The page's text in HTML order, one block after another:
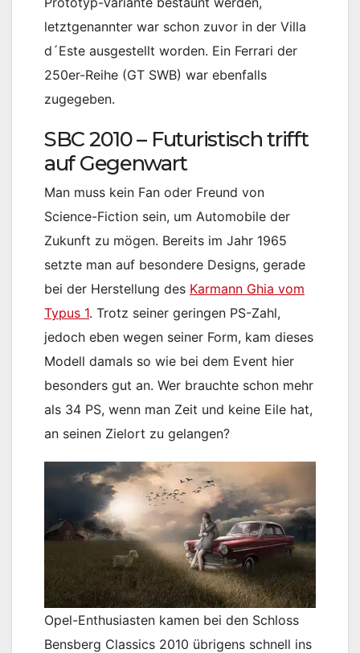
letztgenannter war schon zuvor in der Villa
d´Este ausgestellt worden. Ein Ferrari der
250er-Reihe (GT SWB) war ebenfalls
zugegeben.
SBC 2010 – Futuristisch trifft
auf Gegenwart
Man muss kein Fan oder Freund von
Science-Fiction sein, um Automobile der
Zukunft zu mögen. Bereits im Jahr 1965
setzte man auf besondere Designs, gerade
bei der Herstellung des Karmann Ghia vom
Typus 1. Trotz seiner geringen PS-Zahl,
jedoch eben wegen seiner Form, kam dieses
Modell damals so wie bei dem Event hier
besonders gut an. Wer brauchte schon mehr
als 34 PS, wenn man Zeit und keine Eile hat,
an seinen Zielort zu gelangen?
Opel-Enthusiasten kamen bei den Schloss
Bensberg Classics 2010 übrigens schnell ins